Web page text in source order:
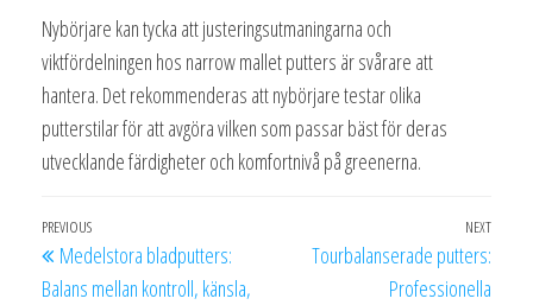
Nybörjare kan tycka att justeringsutmaningarna och
viktfördelningen hos narrow mallet putters är svårare att
hantera. Det rekommenderas att nybörjare testar olika
putterstilar för att avgöra vilken som passar bäst för deras
utvecklande färdigheter och komfortnivå på greenerna.
Post
navigation
Previous
Post
PREVIOUS
Medelstora bladputters:
Balans mellan kontroll, känsla,
Next
NEXT
Tourbalanserade putters:
Professionella